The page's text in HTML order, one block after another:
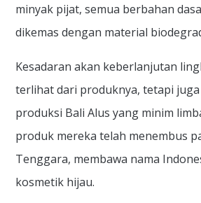
minyak pijat, semua berbahan
dikemas dengan material
Kesadaran akan keberlanjutan
terlihat dari produknya, tetapi
produksi Bali Alus yang minim
produk mereka telah menembus
Tenggara, membawa nama
kosmetik hijau.